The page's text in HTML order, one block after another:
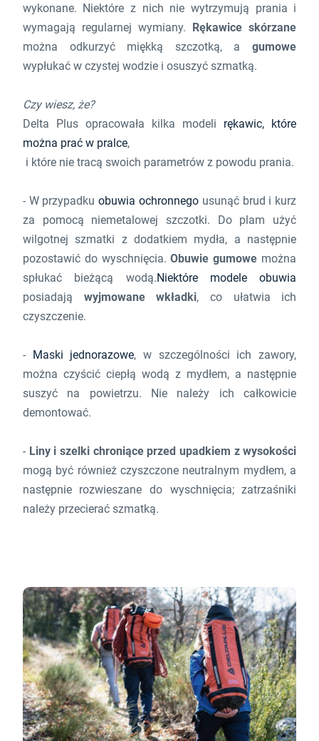
wykonane. Niektóre z nich nie wytrzymują prania i
wymagają regularnej wymiany. Rękawice skórzane
można odkurzyć miękką szczotką, agumowe
wypłukać w czystej wodzie i osuszyć szmatką.
Czy wiesz, że?
Delta Plus opracowała kilka modeli rękawic, które
można prać w pralce,
i które nie tracą swoich parametrów z powodu prania.
- W przypadkuobuwia ochronnego usunąć brud i kurz
za pomocą niemetalowej szczotki. Do plam użyć
wilgotnej szmatki z dodatkiem mydła, a następnie
pozostawić do wyschnięcia.Obuwie gumowe można
spłukać bieżącą wodą.Niektóre modele obuwia
posiadają wyjmowane wkładki, co ułatwia ich
czyszczenie.
- Maski jednorazowe, w szczególności ich zawory,
można czyścić ciepłą wodą z mydłem, a następnie
suszyć na powietrzu. Nie należy ich całkowicie
demontować.
- Liny i szelki chroniące przed upadkiem z wysokości
mogą być również czyszczone neutralnym mydłem, a
następnie rozwieszane do wyschnięcia; zatrzaśniki
należy przecierać szmatką.